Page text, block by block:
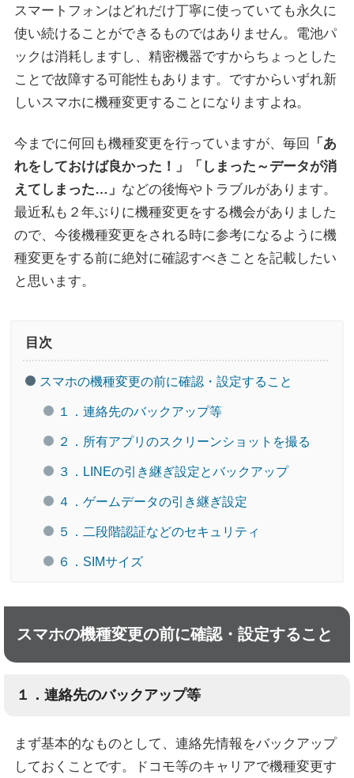
スマートフォンはどれだけ丁寧に使っていても永久に
使い続けることができるものではありません。電池パ
ックは消耗しますし、精密機器ですからちょっとした
ことで故障する可能性もあります。ですからいずれ新
しいスマホに機種変更することになりますよね。
今までに何回も機種変更を行っていますが、毎回
「あ
れをしておけば良かった！」「しまった～データが消
えてしまった…」 などの後悔やトラブルがあります。
最近私も２年ぶりに機種変更をする機会がありました
ので、今後機種変更をされる時に参考になるように機
種変更をする前に絶対に確認すべきことを記載したい
と思います。
目次
スマホの機種変更の前に確認・設定すること
１．連絡先のバックアップ等
２．所有アプリのスクリーンショットを撮る
３．LINEの引き継ぎ設定とバックアップ
４．ゲームデータの引き継ぎ設定
５．二段階認証などのセキュリティ
６．SIMサイズ
スマホの機種変更の前に確認・設定すること
１．連絡先のバックアップ等
まず基本的なものとして、連絡先情報をバックアップ
しておくことです。ドコモ等のキャリアで機種変更す